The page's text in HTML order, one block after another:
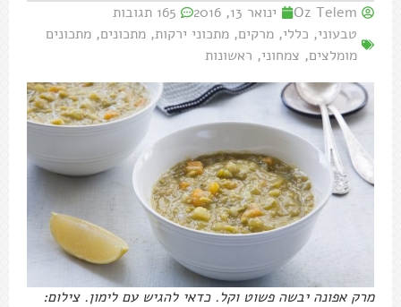
Oz Telem ינואר 13, 2016
165 תגובות
טבעוני, כללי, מרקים, מתכוני ירקות, מתכונים, מתכונים
מומלצים, צמחוני, ראשונות
מרק אפונה יבשה פשוט וקל. כדאי להגיש עם לימון. צילום: